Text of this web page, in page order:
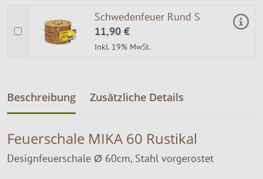
Schwedenfeuer Rund S
11,90 €
Inkl. 19% MwSt.
Beschreibung Zusätzliche Details
Feuerschale MIKA 60 Rustikal
Designfeuerschale Ø 60cm, Stahl vorgerostet